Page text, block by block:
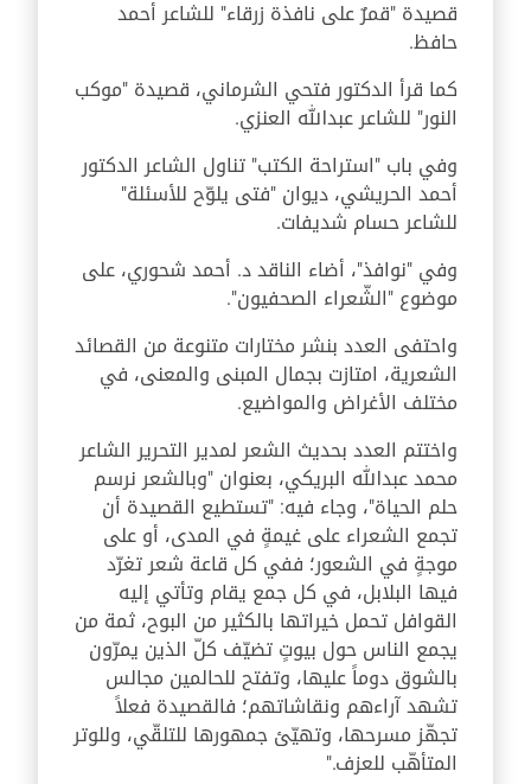
قصيدة "قمرٌ على نافذة زرقاء" للشاعر أحمد
حافظ.
كما قرأ الدكتور فتحي الشرماني، قصيدة "موكب
النور" للشاعر عبدالله العنزي.
وفي باب "استراحة الكتب" تناول الشاعر الدكتور
أحمد الحريشي، ديوان "فتى يلوّح للأسئلة"
للشاعر حسام شديفات.
وفي "نوافذ"، أضاء الناقد د. أحمد شحوري، على
موضوع "الشّعراء الصحفيون".
واحتفى العدد بنشر مختارات متنوعة من القصائد
الشعرية، امتازت بجمال المبنى والمعنى، في
مختلف الأغراض والمواضيع.
واختتم العدد بحديث الشعر لمدير التحرير الشاعر
محمد عبدالله البريكي، بعنوان "وبالشعر نرسم
حلم الحياة"، وجاء فيه: "تستطيع القصيدة أن
تجمع الشعراء على غيمةٍ في المدى، أو على
موجةٍ في الشعور؛ ففي كل قاعة شعر تغرّد
فيها البلابل، في كل جمع يقام وتأتي إليه
القوافل تحمل خيراتها بالكثير من البوح، ثمة من
يجمع الناس حول بيوتٍ تضيّف كلّ الذين يمرّون
بالشوق دوماً عليها، وتفتح للحالمين مجالس
تشهد آراءهم ونقاشاتهم؛ فالقصيدة فعلاً
تجهّز مسرحها، وتهيّئ جمهورها للتلقّي، وللوتر
المتأهّب للعزف."